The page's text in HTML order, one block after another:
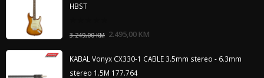
HBST
out
3.249,00KM 2.495,00 KM
KABAL Vonyx CX330-1 CABLE 3.5mm stereo - 6.3mm
stereo 1.5M 177.764